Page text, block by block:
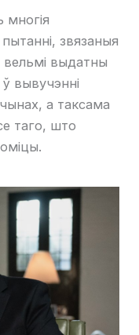
звязаныя
выдатны
вывучэнні
а таксама
таго, што